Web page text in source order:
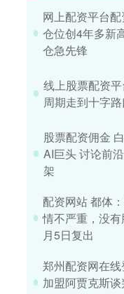
网上配资平台
仓位创4年多新
仓急先锋
线上股票配资
周期走到十字路
股票配资佣金
AI巨头 讨论前
架
配资网站 都体
情不严重，没
月5日复出
郑州配资网在
加盟阿贾克斯